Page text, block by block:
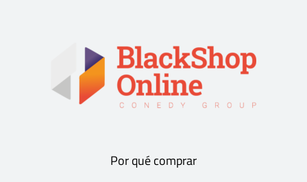
Por qué comprar